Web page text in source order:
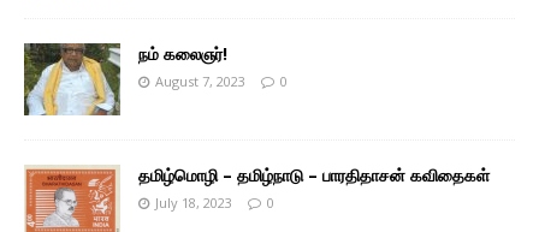
நம் கலைஞர்!
August 7, 2023 0
தமிழ்மொழி – தமிழ்நாடு – பாரதிதாசன் கவிதைகள்
July 18, 2023 0